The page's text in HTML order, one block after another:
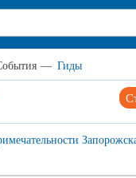
— Гиды